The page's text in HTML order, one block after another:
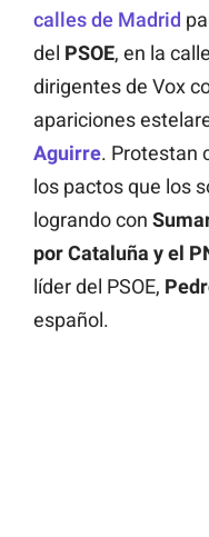
calles de Madrid
del PSOE, en la calle
dirigentes de Vox
apariciones
Aguirre. Protestan
los pactos que los
logrando con
por Cataluña y el
líder del PSOE,
español.